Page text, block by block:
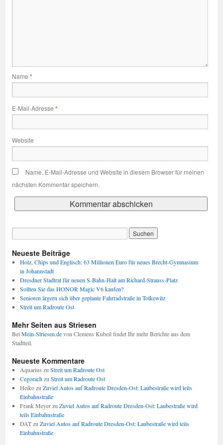
Name *
E-Mail-Adresse *
Website
Name, E-Mail-Adresse und Website in diesem Browser für meinen
nächsten Kommentar speichern.
Neueste Beiträge
Holz, Chips und Englisch: 63 Millionen Euro für neues Brecht-Gymnasium
in Johannstadt
Dresdner Stadtrat für neuen S-Bahn-Halt am Richard-Strauss-Platz
Sollten Sie das HONOR Magic V6 kaufen?
Senioren ärgern sich über geplante Fahrradstraße in Tolkewitz
Streit um Radroute Ost
Mehr Seiten aus Striesen
BeiMein-Striesen.devon Clemens Kubeil findet Ihr mehr Berichte aus dem
Stadtteil.
Neueste Kommentare
Aquarius zuStreit um Radroute Ost
CegorachzuStreit um Radroute Ost
HeikozuZuviel Autos auf Radroute Dresden-Ost: Laubestraße wird teils
Einbahnstraße
Frank MeyerzuZuviel Autos auf Radroute Dresden-Ost: Laubestraße wird
teils Einbahnstraße
DATzuZuviel Autos auf Radroute Dresden-Ost: Laubestraße wird teils
Einbahnstraße